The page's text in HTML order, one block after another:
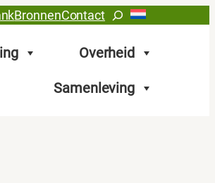
BronnenContactZoeken
Overheid
Samenleving